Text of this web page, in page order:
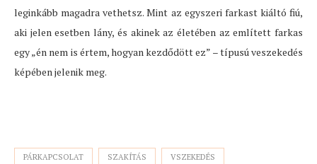
leginkább magadra vethetsz. Mint az egyszeri farkast kiáltó fiú,
aki jelen esetben lány, és akinek az életében az említett farkas
egy „én nem is értem, hogyan kezdődött ez” – típusú veszekedés
képében jelenik meg.
PÁRKAPCSOLAT SZAKÍTÁS VSZEKEDÉS